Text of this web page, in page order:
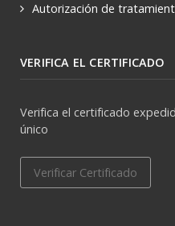
Autorización de
VERIFICA EL CERTIFICADO
Verifica el certificado
único
Verificar Certificado